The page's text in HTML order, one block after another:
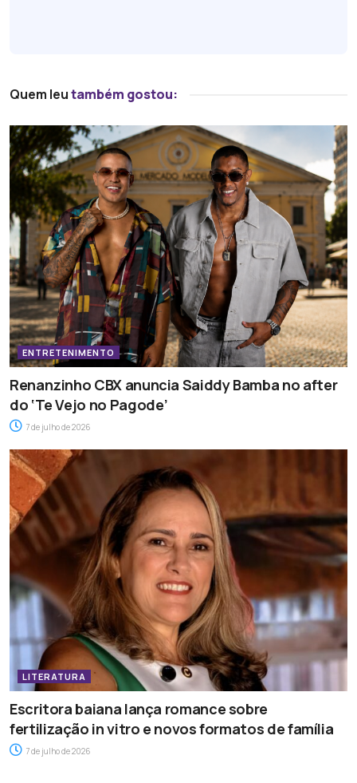
Quem leutambém gostou:
ENTRETENIMENTO
Renanzinho CBX anuncia Saiddy Bamba no after
do ‘Te Vejo no Pagode’
7 de julho de 2026
LITERATURA
Escritora baiana lança romance sobre
fertilização in vitro e novos formatos de família
7 de julho de 2026